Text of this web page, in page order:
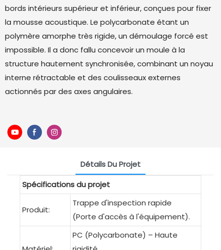
bords intérieurs supérieur et inférieur, conçues pour fixer
la mousse acoustique. Le polycarbonate étant un
polymère amorphe très rigide, un démoulage forcé est
impossible. Il a donc fallu concevoir un moule à la
structure hautement synchronisée, combinant un noyau
interne rétractable et des coulisseaux externes
actionnés par des axes angulaires.
Détails Du Projet
Spécifications du projet
Produit:
Trappe d'inspection rapide
(Porte d'accès à l'équipement).
PC (Polycarbonate) – Haute